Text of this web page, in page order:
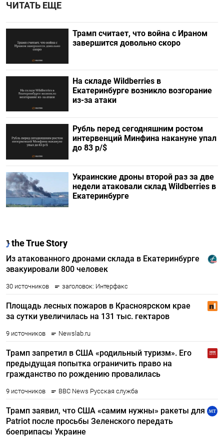
ЧИТАТЬ ЕЩЕ
Трамп считает, что война с Ираном
завершится довольно скоро
На складе Wildberries в
Екатеринбурге возникло возгорание
из-за атаки
Рубль перед сегодняшним ростом
интервенций Минфина накануне упал
до 83 р/$
Украинские дроны второй раз за две
недели атаковали склад Wildberries в
Екатеринбурге